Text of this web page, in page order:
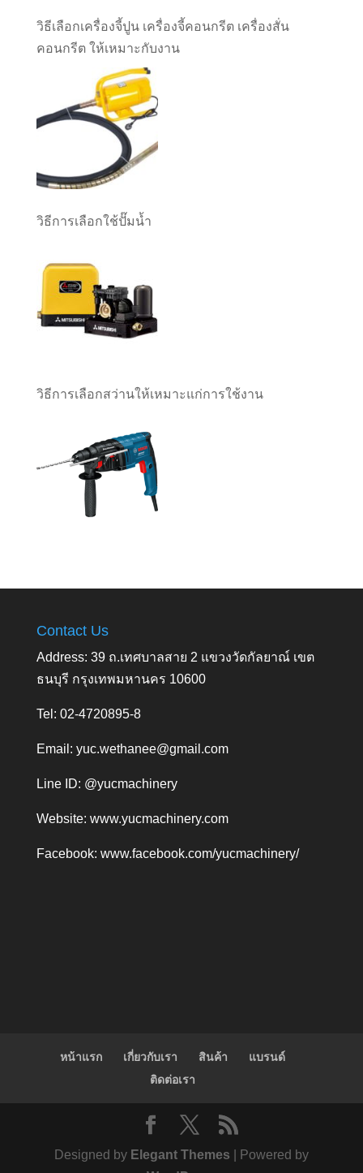
วิธีเลือกเครื่องจี้ปูน เครื่องจี้คอนกรีต เครื่องสั่น
คอนกรีต ให้เหมาะกับงาน
วิธีการเลือกใช้ปั๊มน้ำ
วิธีการเลือกสว่านให้เหมาะแก่การใช้งาน
Contact Us
Address: 39 ถ.เทศบาลสาย 2 แขวงวัดกัลยาณ์ เขต
ธนบุรี กรุงเทพมหานคร 10600
Tel: 02-4720895-8
Email: yuc.wethanee@gmail.com
Line ID: @yucmachinery
Website: www.yucmachinery.com
Facebook: www.facebook.com/yucmachinery/
หน้าแรก เกี่ยวกับเรา สินค้า
แบรนด์
ติดต่อเรา
Designed by Elegant Themes | Powered by